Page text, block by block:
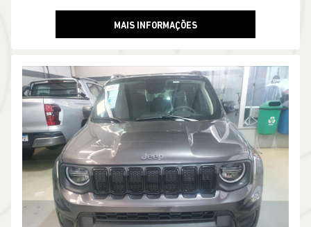
MAIS INFORMAÇÕES